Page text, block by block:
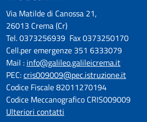
Via Matilde di Canossa 21,
26013 Crema (Cr)
Tel. 0373256939 Fax 0373250170
Cell.per emergenze 351 6333079
Mail : info@galileo.galileicrema.it
PEC:cris009009@pec.istruzione.it
Codice Fiscale 82011270194
Codice Meccanografico CRIS009009
Ulteriori contatti